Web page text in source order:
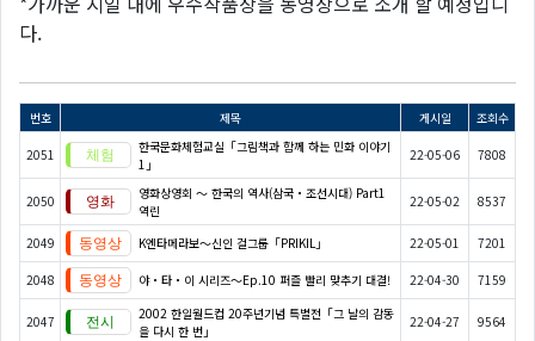
다.
번호 제목 게시일 조회수
2051
한국문화체험교실「그림책과 함께 하는 민화 이야기
1」
22-05-06 7808
2050
영화상영회 ～ 한국의 역사(삼국・조선시대) Part1
역린
22-05-02 8537
2049 K엔타메라보～신인 걸그룹「PRIKIL」 22-05-01 7201
2048 야・타・이 시리즈〜Ep.10 퍼즐 빨리 맞추기 대결! 22-04-30 7159
2047
2002 한일월드컵 20주년기념 특별전「그 날의 감동
을 다시 한 번」
22-04-27 9564